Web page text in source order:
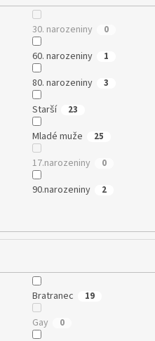
30. narozeniny 0
60. narozeniny 1
80. narozeniny 3
Starší 23
Mladé muže 25
17.narozeniny 0
90.narozeniny 2
Bratranec 19
Gay 0